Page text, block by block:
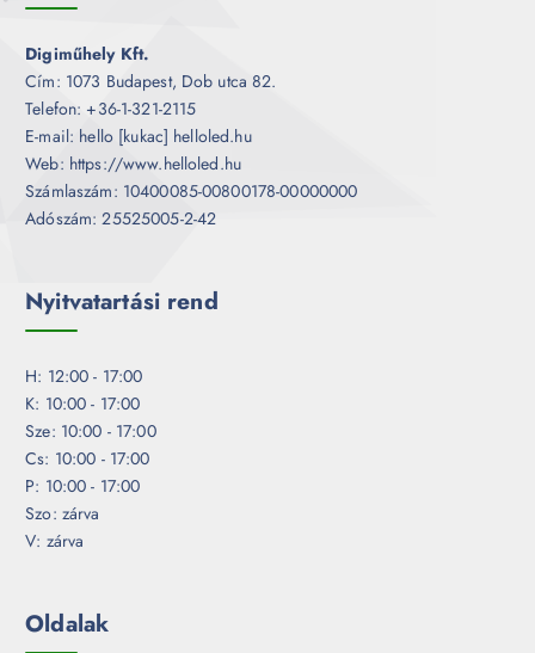
Digiműhely Kft.
Cím: 1073 Budapest, Dob utca 82.
Telefon: +36-1-321-2115
E-mail: hello [kukac] helloled.hu
Web: https://www.helloled.hu
Számlaszám: 10400085-00800178-00000000
Adószám: 25525005-2-42
Nyitvatartási rend
H: 12:00 - 17:00
K: 10:00 - 17:00
Sze: 10:00 - 17:00
Cs: 10:00 - 17:00
P: 10:00 - 17:00
Szo: zárva
V: zárva
Oldalak